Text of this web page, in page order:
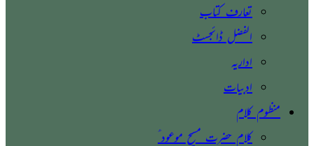
تعارف کتاب
الفضل ڈائجسٹ
اداریہ
ادبیات
منظوم کلام
کلام حضرت مسیح موعود ؑ